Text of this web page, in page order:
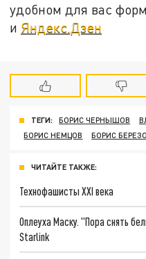
удобном для вас
и Яндекс.Дзен
ТЕГИ: БОРИС ЧЕРНЫШОВ
БОРИС НЕМЦОВ
БОРИС
ЧИТАЙТЕ ТАКЖЕ:
Технофашисты XXI века
Оплеуха Маску. "Пора снять
Starlink